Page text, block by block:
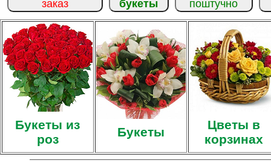
заказ
букеты
поштучно
Букеты из
роз
Букеты
Цветы в
корзинах